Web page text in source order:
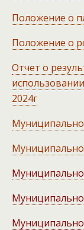
Положение о
Положение о
Отчет о
2024г